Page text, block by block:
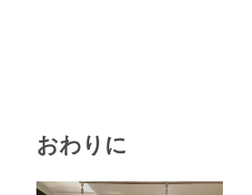
おわりに